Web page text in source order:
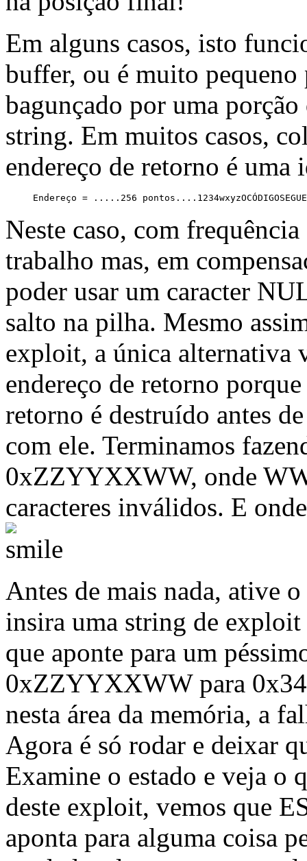
Em alguns casos, isto
buffer, ou é muito pequeno
bagunçado por uma porção
string. Em muitos casos,
endereço de retorno é
Neste caso, com
trabalho mas, em
poder usar um caracter
salto na pilha. Mesmo
exploit, a única alternativa
endereço de retorno
retorno é destruído antes
com ele. Terminamos
0xZZYYXXWW, onde
caracteres inválidos. E
Antes de mais nada, ative
insira uma string de exploit
que aponte para um
0xZZYYXXWW para
nesta área da memória, a
Agora é só rodar e deixar
Examine o estado e veja o
deste exploit, vemos que
aponta para alguma coisa